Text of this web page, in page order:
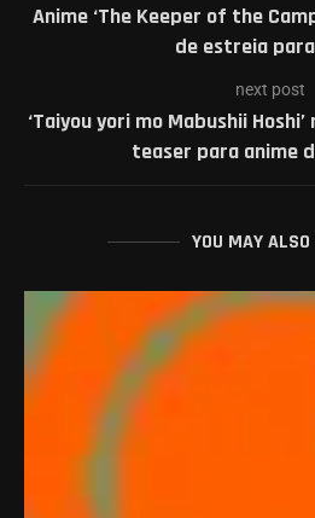
Anime ‘The Keeper of the
de estreia
next post
‘Taiyou yori mo Mabushii
teaser para anime
YOU MAY